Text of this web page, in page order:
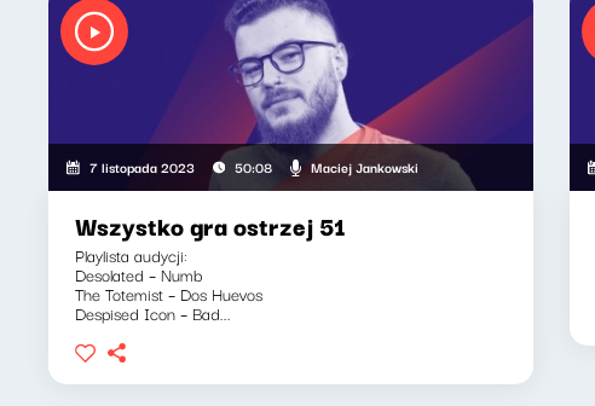
7 listopada 2023 50:08 Maciej Jankowski
Wszystko gra ostrzej 51
Playlista audycji:
Desolated – Numb
The Totemist – Dos Huevos
Despised Icon – Bad...